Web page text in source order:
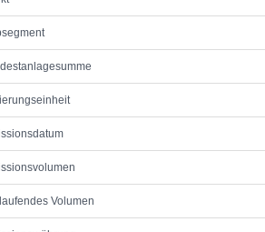
Volumen